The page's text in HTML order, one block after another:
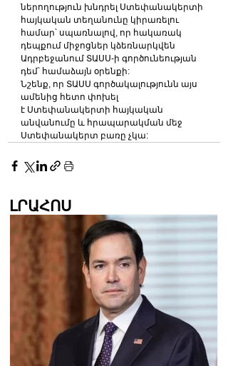
ներողություն խնդրել Ստեփանակերտի
հայկական տեղանունը կիրառելու
համար՝ սպառնալով, որ հակառակ
դեպքում միջոցներ կձեռնարկվեն
Ադրբեջանում ՏԱՍՍ-ի գործունեության
դեմ՝ համաձայն օրենքի:
Նշենք, որ ՏԱՍՍ գործակալությունն այս
ամենից հետո փոխել
է Ստեփանակերտի հայկական
անվանումը և հրապարակման մեջ
Ստեփանակերտ բառը չկա:
ԼՐԱՀՈՍ